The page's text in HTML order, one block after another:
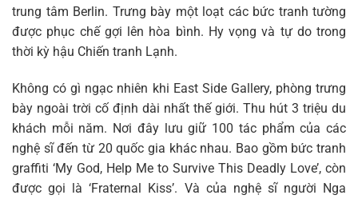
trung tâm Berlin. Trưng bày một loạt các bức tranh tường
được phục chế gợi lên hòa bình. Hy vọng và tự do trong
thời kỳ hậu Chiến tranh Lạnh.
Không có gì ngạc nhiên khi East Side Gallery, phòng trưng
bày ngoài trời cố định dài nhất thế giới. Thu hút 3 triệu du
khách mỗi năm. Nơi đây lưu giữ 100 tác phẩm của các
nghệ sĩ đến từ 20 quốc gia khác nhau. Bao gồm bức tranh
graffiti ‘My God, Help Me to Survive This Deadly Love’, còn
được gọi là ‘Fraternal Kiss’. Và của nghệ sĩ người Nga